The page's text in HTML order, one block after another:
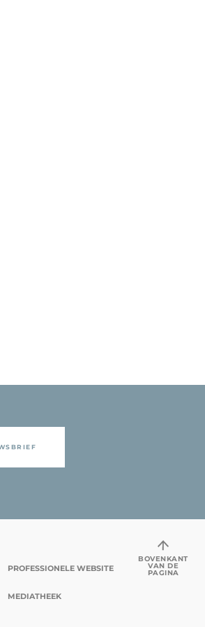
PROFESSIONELE WEBSITE
MEDIATHEEK
BOVENKANT
VAN DE
PAGINA